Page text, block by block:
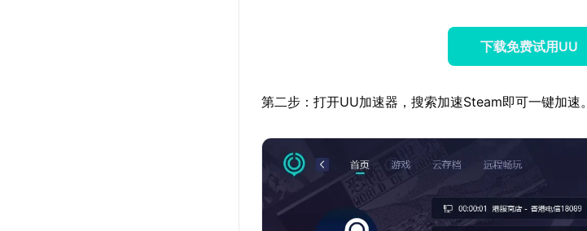
下载免费试用UU
第二步：打开UU加速器，搜索加速Steam即可一键加速。